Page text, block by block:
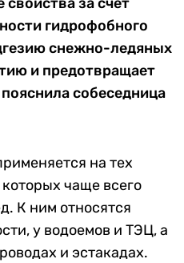
гидрофобного
снежно-ледяных
и предотвращает
собеседница
на тех
чаще всего
К ним относятся
у водоемов и ТЭЦ, а
и эстакадах.